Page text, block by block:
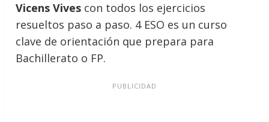
Vicens Vives con todos los ejercicios
resueltos paso a paso. 4 ESO es un curso
clave de orientación que prepara para
Bachillerato o FP.